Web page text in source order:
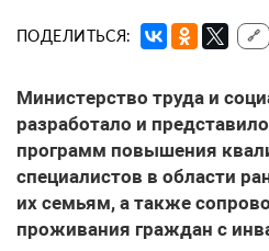
ПОДЕЛИТЬСЯ: 🔗
Министерство труда и
разработало и
программ повышения
специалистов в области
их семьям, а также
проживания граждан с